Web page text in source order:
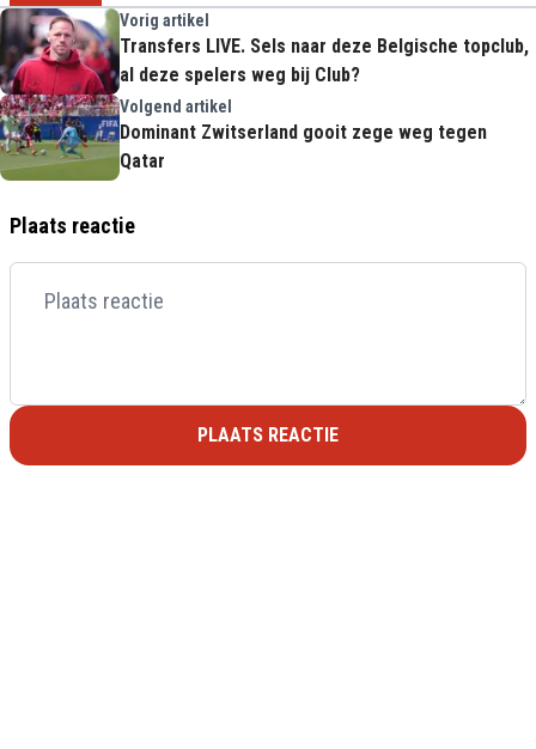
Vorig artikel
Transfers LIVE. Sels naar deze Belgische topclub,
al deze spelers weg bij Club?
Volgend artikel
Dominant Zwitserland gooit zege weg tegen
Qatar
Plaats reactie
PLAATS REACTIE